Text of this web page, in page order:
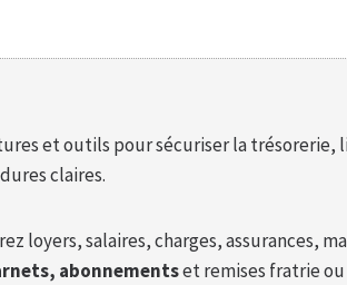
et outils pour sécuriser la trésorerie,
claires.
loyers, salaires, charges, assurances,
abonnementset remises fratrie